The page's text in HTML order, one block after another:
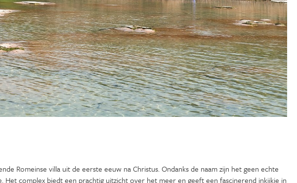
Romeinse villa uit de eerste eeuw na Christus. Ondanks de naam zijn het geen echte
complex biedt een prachtig uitzicht over het meer en geeft een fascinerend inkijkje in